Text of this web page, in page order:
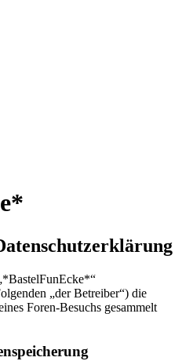
„der Betreiber“) die
Foren-Besuchs gesammelt